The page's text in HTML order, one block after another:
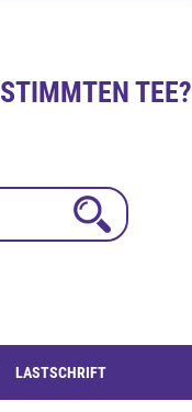
TEE?
LASTSCHRIFT